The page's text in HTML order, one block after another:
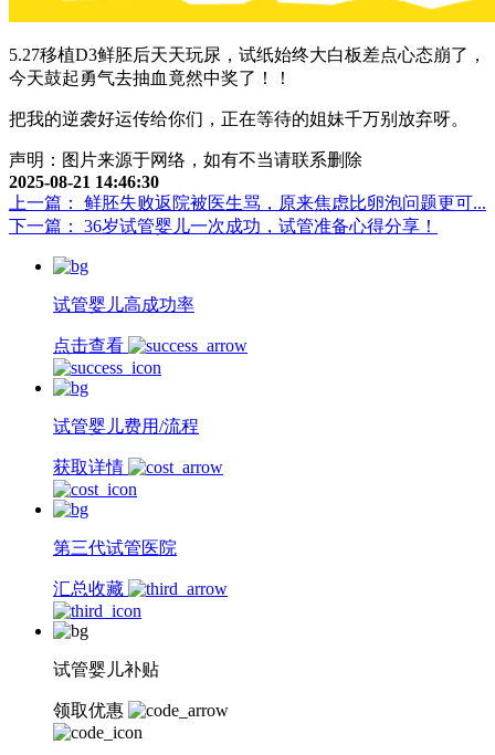
5.27移植D3鲜胚后天天玩尿，试纸始终大白板差点心态崩了，
今天鼓起勇气去抽血竟然中奖了！！
把我的逆袭好运传给你们，正在等待的姐妹千万别放弃呀。
声明：图片来源于网络，如有不当请联系删除
2025-08-21 14:46:30
上一篇： 鲜胚失败返院被医生骂，原来焦虑比卵泡问题更可...
下一篇： 36岁试管婴儿一次成功，试管准备心得分享！
试管婴儿高成功率
点击查看
试管婴儿费用/流程
获取详情
第三代试管医院
汇总收藏
试管婴儿补贴
领取优惠